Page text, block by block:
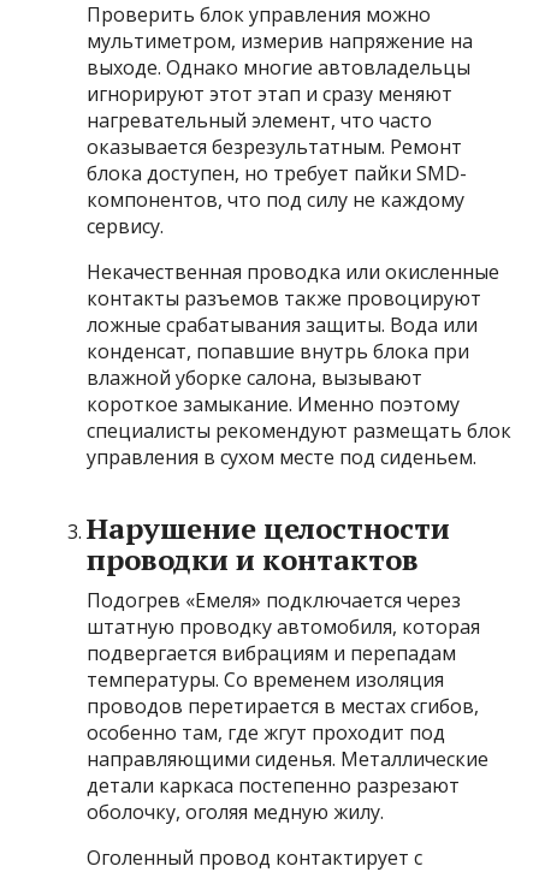
Проверить блок управления можно
мультиметром, измерив напряжение на
выходе. Однако многие автовладельцы
игнорируют этот этап и сразу меняют
нагревательный элемент, что часто
оказывается безрезультатным. Ремонт
блока доступен, но требует пайки SMD-
компонентов, что под силу не каждому
сервису.
Некачественная проводка или окисленные
контакты разъемов также провоцируют
ложные срабатывания защиты. Вода или
конденсат, попавшие внутрь блока при
влажной уборке салона, вызывают
короткое замыкание. Именно поэтому
специалисты рекомендуют размещать блок
управления в сухом месте под сиденьем.
Нарушение целостности
проводки и контактов
Подогрев «Емеля» подключается через
штатную проводку автомобиля, которая
подвергается вибрациям и перепадам
температуры. Со временем изоляция
проводов перетирается в местах сгибов,
особенно там, где жгут проходит под
направляющими сиденья. Металлические
детали каркаса постепенно разрезают
оболочку, оголяя медную жилу.
Оголенный провод контактирует с